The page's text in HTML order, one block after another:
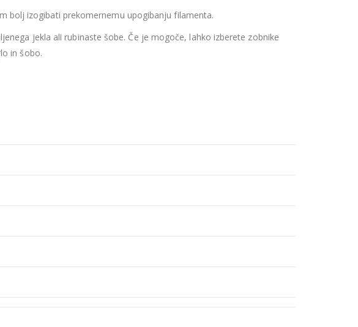
bolj izogibati prekomernemu upogibanju filamenta.
jekla ali rubinaste šobe. Če je mogoče, lahko izberete zobnike
in šobo.